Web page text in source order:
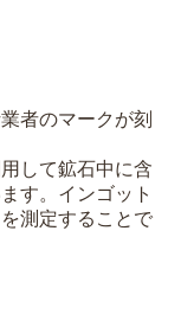
者のマークが刻
して鉱石中に含
す。インゴット
測定することで